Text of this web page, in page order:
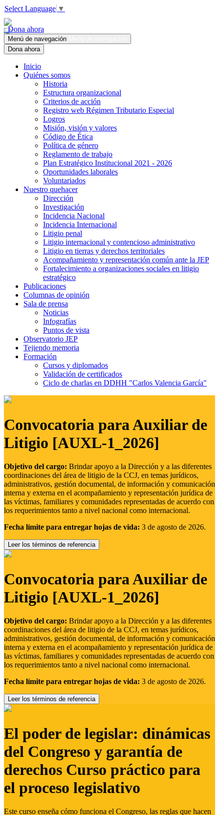
Select Language ▼
Dona ahora
Menú de navegación
Dona ahora
Inicio
Quiénes somos
Historia
Estructura organizacional
Criterios de acción
Registro web Régimen Tributario Especial
Logros
Misión, visión y valores
Código de Ética
Política de género
Reglamento de trabajo
Plan Estratégico Institucional 2021 - 2026
Oportunidades laborales
Voluntariados
Nuestro quehacer
Dirección
Investigación
Incidencia Nacional
Incidencia Internacional
Litigio penal
Litigio internacional y contencioso administrativo
Litigio en tierras y derechos territoriales
Acompañamiento y representación común ante la JEP
Fortalecimiento a organizaciones sociales en litigio
estratégico
Publicaciones
Columnas de opinión
Sala de prensa
Noticias
Infografías
Puntos de vista
Observatorio JEP
Tejiendo memoria
Formación
Cursos y diplomados
Validación de certificados
Ciclo de charlas en DDHH "Carlos Valencia García"
Convocatoria para Auxiliar de
Litigio [AUXL-1_2026]
Objetivo del cargo: Brindar apoyo a la Dirección y a las diferentes
coordinaciones del área de litigio de la CCJ, en temas jurídicos,
administrativos, gestión documental, de información y comunicación
interna y externa en el acompañamiento y representación jurídica de
las víctimas, familiares y comunidades representadas de acuerdo con
los requerimientos tanto a nivel nacional como internacional.
Fecha límite para entregar hojas de vida: 3 de agosto de 2026.
Leer los términos de referencia
Convocatoria para Auxiliar de
Litigio [AUXL-1_2026]
Objetivo del cargo: Brindar apoyo a la Dirección y a las diferentes
coordinaciones del área de litigio de la CCJ, en temas jurídicos,
administrativos, gestión documental, de información y comunicación
interna y externa en el acompañamiento y representación jurídica de
las víctimas, familiares y comunidades representadas de acuerdo con
los requerimientos tanto a nivel nacional como internacional.
Fecha límite para entregar hojas de vida: 3 de agosto de 2026.
Leer los términos de referencia
El poder de legislar: dinámicas
del Congreso y garantía de
derechos Curso práctico para
el proceso legislativo
Este curso enseña cómo funciona el Congreso, las reglas que hacen